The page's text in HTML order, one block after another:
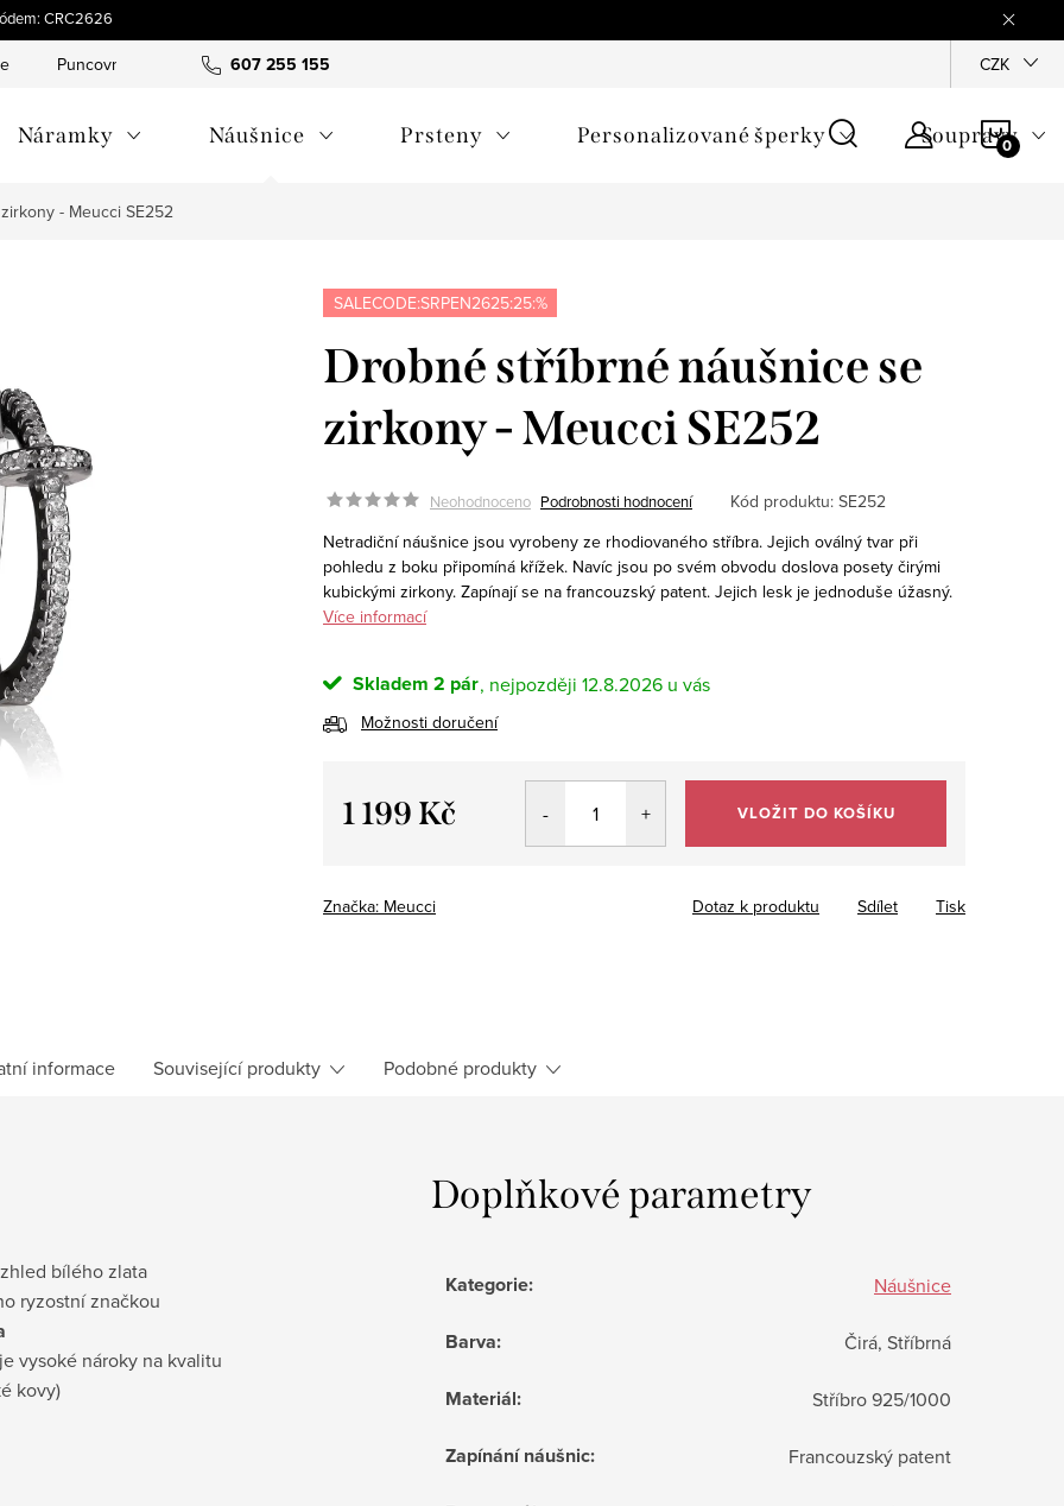
CRC2626
607 255 155
Puncovní značky Hodnocení obchodu Jak
CZK
Náramky Náušnice Prsteny Personalizované šperky Soupravy
- Meucci SE252
SALECODE:SRPEN2625:25:%
Drobné stříbrné náušnice se
zirkony - Meucci SE252
Neohodnoceno Podrobnosti hodnocení Kód produktu: SE252
Netradiční náušnice jsou vyrobeny ze rhodiovaného stříbra. Jejich oválný tvar při
pohledu z boku připomíná křížek. Navíc jsou po svém obvodu doslova posety čirými
kubickými zirkony. Zapínají se na francouzský patent. Jejich lesk je jednoduše úžasný.
Více informací
Skladem 2 pár 12.8.2026
Možnosti doručení
1 199 Kč VLOŽIT DO KOŠÍKU
Značka: Meucci Tisk
Dotaz k produktu Sdílet
informace Související produkty Podobné produkty
bílého zlata
ryzostní značkou
vysoké nároky na kvalitu
kovy)
Doplňkové parametry
Kategorie: Náušnice
Barva: Čirá, Stříbrná
Materiál: Stříbro 925/1000
Zapínání náušnic: Francouzský patent